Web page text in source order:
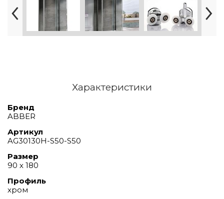
Характеристики
Бренд
ABBER
Артикул
AG30130H-S50-S50
Размер
90 х 180
Профиль
хром